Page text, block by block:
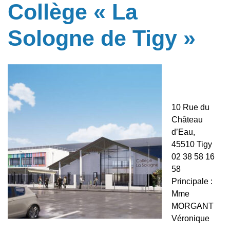
Collège « La
Sologne de Tigy »
10 Rue du
Château
d’Eau,
45510 Tigy
02 38 58 16
58
Principale :
Mme
MORGANT
Véronique